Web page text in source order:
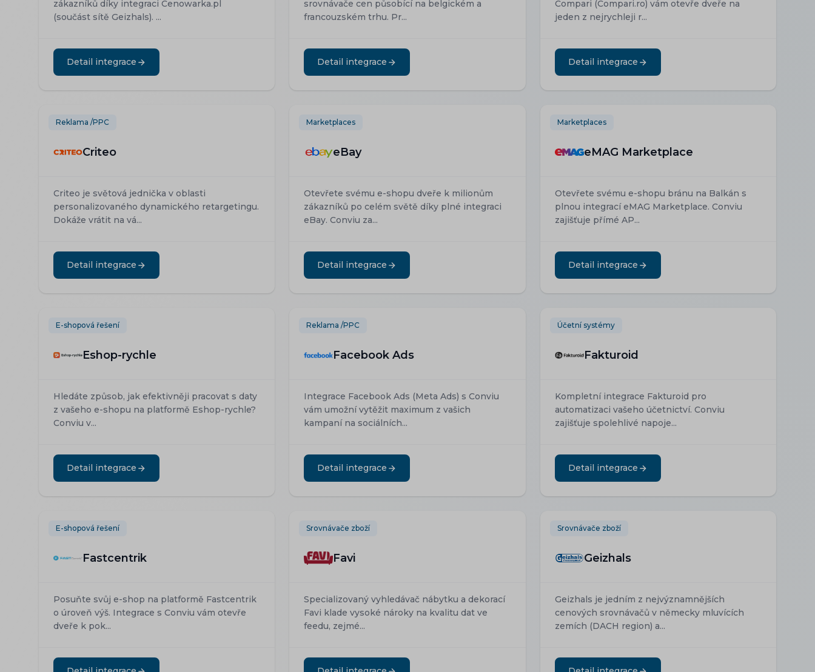
zákazníků díky integraci Cenowarka.pl
(součást sítě Geizhals). ...
Detail integrace
srovnávače cen působící na belgickém a
francouzském trhu. Pr...
Detail integrace
Compari (Compari.ro) vám otevře dveře na
jeden z nejrychleji r...
Detail integrace
Reklama /PPC
Criteo
Criteo je světová jednička v oblasti
personalizovaného dynamického retargetingu.
Dokáže vrátit na vá...
Detail integrace
Marketplaces
eBay
Otevřete svému e-shopu dveře k milionům
zákazníků po celém světě díky plné integraci
eBay. Conviu za...
Detail integrace
Marketplaces
eMAG Marketplace
Otevřete svému e-shopu bránu na Balkán s
plnou integrací eMAG Marketplace. Conviu
zajišťuje přímé AP...
Detail integrace
E-shopová řešení
Eshop-rychle
Hledáte způsob, jak efektivněji pracovat s daty
z vašeho e-shopu na platformě Eshop-rychle?
Conviu v...
Detail integrace
Reklama /PPC
Facebook Ads
Integrace Facebook Ads (Meta Ads) s Conviu
vám umožní vytěžit maximum z vašich
kampaní na sociálních...
Detail integrace
Účetní systémy
Fakturoid
Kompletní integrace Fakturoid pro
automatizaci vašeho účetnictví. Conviu
zajišťuje spolehlivé napoje...
Detail integrace
E-shopová řešení
Fastcentrik
Posuňte svůj e-shop na platformě Fastcentrik
o úroveň výš. Integrace s Conviu vám otevře
dveře k pok...
Srovnávače zboží
Favi
Specializovaný vyhledávač nábytku a dekorací
Favi klade vysoké nároky na kvalitu dat ve
feedu, zejmé...
Srovnávače zboží
Geizhals
Geizhals je jedním z nejvýznamnějších
cenových srovnávačů v německy mluvících
zemích (DACH region) a...